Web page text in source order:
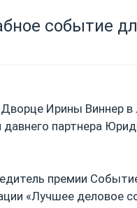
событие
Ирины Виннер
давнего партнера
премии
«Лучшее деловое